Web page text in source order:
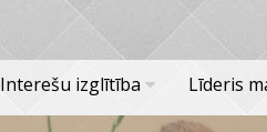
Interešu izglītība Līderis